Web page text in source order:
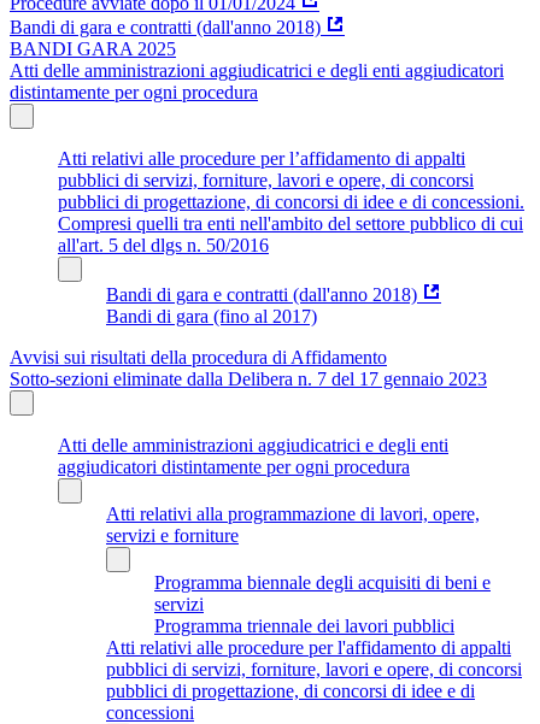
Bandi di gara e contratti (dall'anno 2018)
BANDI GARA 2025
Atti delle amministrazioni aggiudicatrici e degli enti aggiudicatori
distintamente per ogni procedura
Atti relativi alle procedure per l’affidamento di appalti
pubblici di servizi, forniture, lavori e opere, di concorsi
pubblici di progettazione, di concorsi di idee e di concessioni.
Compresi quelli tra enti nell'ambito del settore pubblico di cui
all'art. 5 del dlgs n. 50/2016
Bandi di gara e contratti (dall'anno 2018)
Bandi di gara (fino al 2017)
Avvisi sui risultati della procedura di Affidamento
Sotto-sezioni eliminate dalla Delibera n. 7 del 17 gennaio 2023
Atti delle amministrazioni aggiudicatrici e degli enti
aggiudicatori distintamente per ogni procedura
Atti relativi alla programmazione di lavori, opere,
servizi e forniture
Programma biennale degli acquisiti di beni e
servizi
Programma triennale dei lavori pubblici
Atti relativi alle procedure per l'affidamento di appalti
pubblici di servizi, forniture, lavori e opere, di concorsi
pubblici di progettazione, di concorsi di idee e di
concessioni